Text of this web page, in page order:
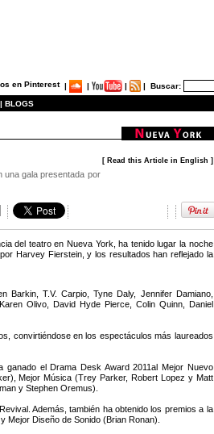
| | | | Buscar:
BLOGS
[ Read this Article in English ]
una gala presentada por
del teatro en Nueva York, ha tenido lugar la noche
Harvey Fierstein, y los resultados han reflejado la
Barkin, T.V. Carpio, Tyne Daly, Jennifer Damiano,
Olivo, David Hyde Pierce, Colin Quinn, Daniel
convirtiéndose en los espectáculos más laureados
el Drama Desk Award 2011al Mejor Nuevo
Mejor Música (Trey Parker, Robert Lopez y Matt
y Stephen Oremus).
Además, también ha obtenido los premios a la
Diseño de Sonido (Brian Ronan).